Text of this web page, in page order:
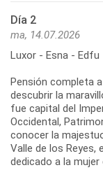
Día 2
ma, 14.07.2026
Luxor - Esna - Edfu
Pensión completa
descubrir la
fue capital del
Occidental,
conocer la
Valle de los Reyes,
dedicado a la